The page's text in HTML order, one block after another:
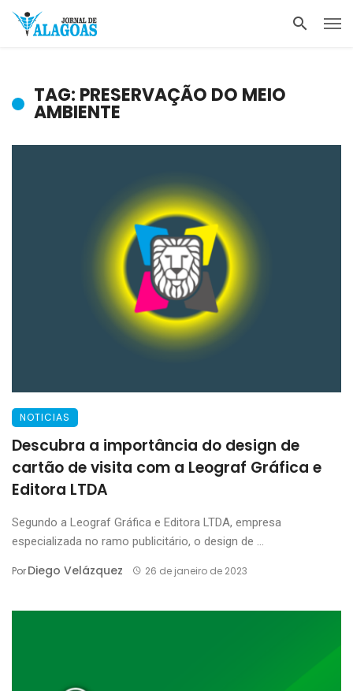
TAG: PRESERVAÇÃO DO MEIO
AMBIENTE
NOTICIAS
Descubra a importância do design de
cartão de visita com a Leograf Gráfica e
Editora LTDA
Segundo a Leograf Gráfica e Editora LTDA, empresa
especializada no ramo publicitário, o design de ...
PorDiego Velázquez 26 de janeiro de 2023